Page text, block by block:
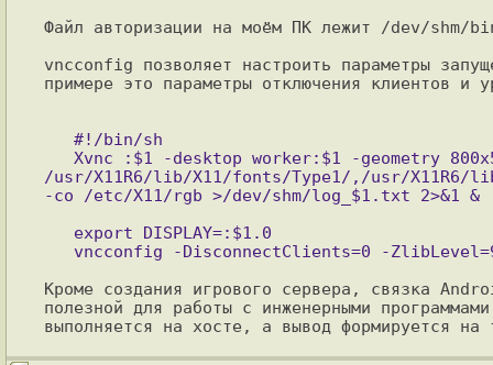
Файл авторизации на моём ПК лежит /dev/shm/
vncconfig позволяет настроить параметры
примере это параметры отключения клиентов и
/usr/X11R6/lib/X11/fonts/Type1/,/usr/
Кроме создания игрового сервера, связка
полезной для работы с инженерными